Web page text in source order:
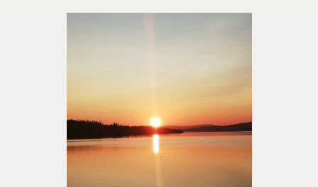
Samarbeten och nätverk